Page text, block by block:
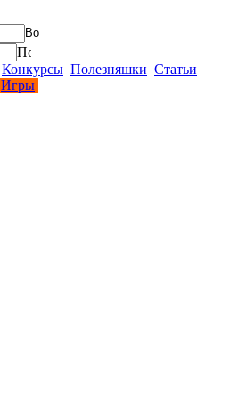
Конкурсы Полезняшки Статьи
Игры